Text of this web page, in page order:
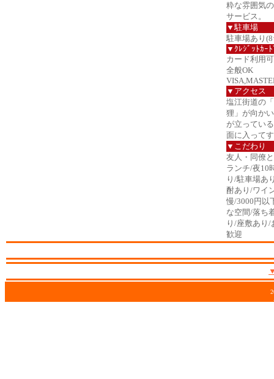
粋な雰囲気
サービス。
▼駐車場
駐車場あり
▼ｸﾚｼﾞｯﾄｶｰﾄ
カード利用可
全般OK
▼アクセス
塩江街道の
狸」が向か
が立ってい
面に入って
▼こだわり
友人・同僚
ランチ/夜10
り/駐車場あ
酎あり/ワイ
慢/3000円以
な空間/落ち
り/座敷あり/
歓迎